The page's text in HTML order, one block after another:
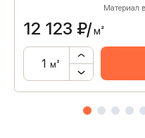
Материал
12 123 ₽/м²
м²